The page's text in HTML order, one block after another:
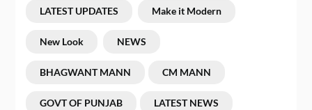
LATEST UPDATES Make it Modern
New Look NEWS
BHAGWANT MANN CM MANN
GOVT OF PUNJAB LATEST NEWS